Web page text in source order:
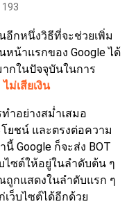
อีกหนึ่งวิธีที่จะช่วยเพิ่ม
น้าแรกของ Google ได้
กในปัจจุบันในการ
ไม่เสียเงิน
ำอย่างสม่ำเสมอ
ยชน์ และตรงต่อความ
Google ก็จะส่ง BOT
ไซต์ให้อยู่ในลำดับต้น ๆ
กแสดงในลำดับแรก ๆ
เว็บไซต์ได้อีกด้วย